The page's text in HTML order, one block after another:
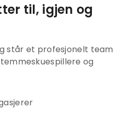
til, igjen og
står et profesjonelt team
og